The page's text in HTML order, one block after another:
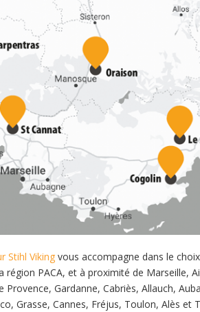
Stihl Viking vous accompagne dans le
PACA, et à proximité de Marseille,
Gardanne, Cabriès, Allauch,
Grasse, Cannes, Fréjus, Toulon, Alès et